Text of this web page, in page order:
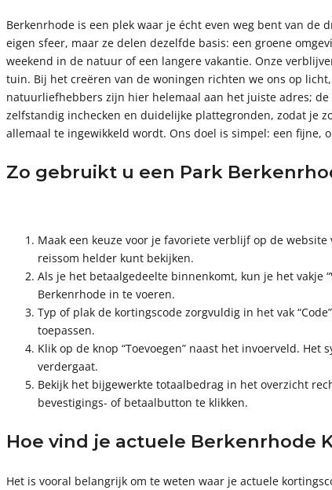
Berkenrhode is een plek waar je écht even weg bent van de
eigen sfeer, maar ze delen dezelfde basis: een groene
weekend in de natuur of een langere vakantie. Onze
tuin. Bij het creëren van de woningen richten we ons op
natuurliefhebbers zijn hier helemaal aan het juiste adres;
zelfstandig inchecken en duidelijke plattegronden, zodat je
allemaal te ingewikkeld wordt. Ons doel is simpel: een
Zo gebruikt u een Park
Maak een keuze voor je favoriete verblijf op de
reissom helder kunt bekijken.
Als je het betaalgedeelte binnenkomt, kun je het vakje
Berkenrhode in te voeren.
Typ of plak de kortingscode zorgvuldig in het vak
toepassen.
Klik op de knop “Toevoegen” naast het invoerveld.
verdergaat.
Bekijk het bijgewerkte totaalbedrag in het overzicht
bevestigings- of betaalbutton te klikken.
Hoe vind je actuele Berkenrhode
Het is vooral belangrijk om te weten waar je actuele